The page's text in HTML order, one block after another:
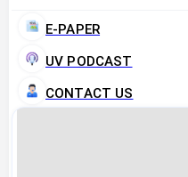
E-PAPER
UV PODCAST
CONTACT US